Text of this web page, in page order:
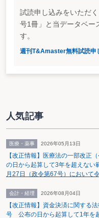
国側の上告理由
国側は、「正当な理由」の意
むを得ない理由によることを要
はこれに当たらないと解される
正に行為計算の合理性の有無に
とはできない。（中略）このよ
て、それ以上に税務当局の公式
納税者側は、原判決の「正当な
ある。」としており、最高裁で
だ。
試読申し込みをいただ
号1冊」と当データベー
す。
週刊T&Amaster無料試読申
人気記事
医療・薬事 2026年05月13日
【改正情報】医療法の一部改
の日から起算して3年を超えない
月27日（政令第67号）において
会計・経理 2026年08月04日
【改正情報】資金決済に関する
号 公布の日から起算して1年を